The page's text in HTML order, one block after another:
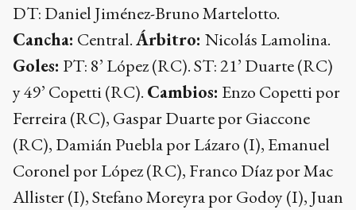
DT: Daniel Jiménez-Bruno Martelotto.
Cancha: Central.Árbitro: Nicolás Lamolina.
Goles: PT: 8’ López (RC). ST: 21’ Duarte (RC)
y 49’ Copetti (RC). Cambios: Enzo Copetti por
Ferreira (RC), Gaspar Duarte por Giaccone
(RC), Damián Puebla por Lázaro (I), Emanuel
Coronel por López (RC), Franco Díaz por Mac
Allister (I), Stefano Moreyra por Godoy (I), Juan